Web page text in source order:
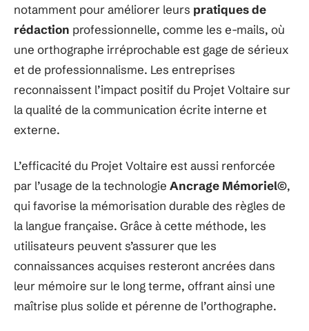
notamment pour améliorer leurs pratiques de
rédaction professionnelle, comme les e-mails, où
une orthographe irréprochable est gage de sérieux
et de professionnalisme. Les entreprises
reconnaissent l’impact positif du Projet Voltaire sur
la qualité de la communication écrite interne et
externe.
L’efficacité du Projet Voltaire est aussi renforcée
par l’usage de la technologie Ancrage Mémoriel©,
qui favorise la mémorisation durable des règles de
la langue française. Grâce à cette méthode, les
utilisateurs peuvent s’assurer que les
connaissances acquises resteront ancrées dans
leur mémoire sur le long terme, offrant ainsi une
maîtrise plus solide et pérenne de l’orthographe.